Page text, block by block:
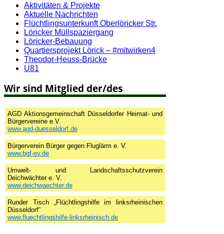
Aktivitäten & Projekte
Aktuelle Nachrichten
Flüchtlingsunterkunft Oberlöricker Str.
Löricker Müllspaziergang
Löricker-Bebauung
Quartiersprojekt Lörick – #mitwirken4
Theodor-Heuss-Brücke
U81
Wir sind Mitglied der/des
AGD Aktionsgemeinschaft Düsseldorfer Heimat- und
Bürgervereine e.V.
www.agd-duesseldorf.de
Bürgerverein Bürger gegen Fluglärm e. V.
www.bgf-ev.de
Umwelt- und Landschaftsschutzverein
Deichwächter e. V.
www.deichwaechter.de
Runder Tisch „Flüchtlingshilfe im linksrheinischen
Düsseldorf“
www.fluechtlingshilfe-linksrheinisch.de